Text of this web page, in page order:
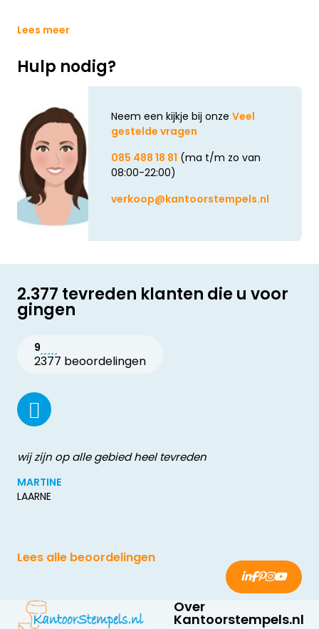
Lees meer
Hulp nodig?
Neem een kijkje bij onze Veel
gestelde vragen
085 488 18 81 (ma t/m zo van
08:00-22:00)
verkoop@kantoorstempels.nl
2.377 tevreden klanten die u voor
gingen
9
2377 beoordelingen
wij zijn op alle gebied heel tevreden
MARTINE
LAARNE
Lees alle beoordelingen
Over
Kantoorstempels.nl